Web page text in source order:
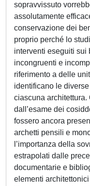
sopravvissuto
assolutamente
conservazione dei
proprio perché lo
interventi eseguiti sui
incongruenti e
riferimento a delle
identificano le
ciascuna architettura.
dall’esame dei
fossero ancora
archetti pensili e
l’importanza della
estrapolati dalle
documentarie e
elementi